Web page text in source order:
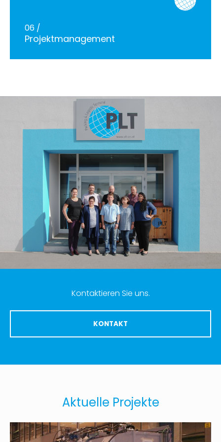
06 /
Projektmanagement
Kontaktieren Sie uns.
KONTAKT
Aktuelle Projekte